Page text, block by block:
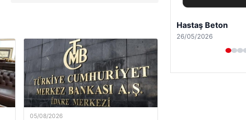
05/08/2026
Prenses Night Club
29/04/2026